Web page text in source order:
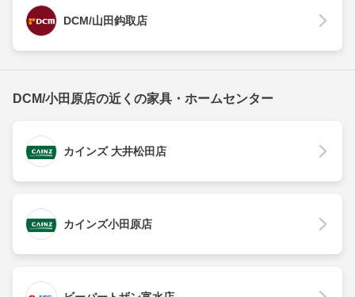
DCM/山田鈎取店
DCM/小田原店の近くの家具・ホームセンター
カインズ 大井松田店
カインズ小田原店